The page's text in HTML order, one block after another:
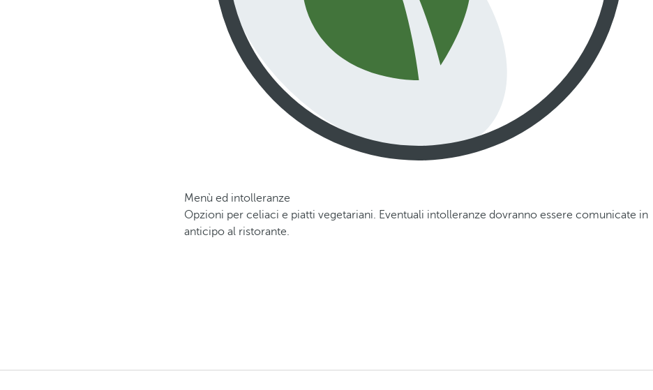
Menù ed intolleranze
Opzioni per celiaci e piatti vegetariani. Eventuali intolleranze dovranno essere comunicate in
anticipo al ristorante.